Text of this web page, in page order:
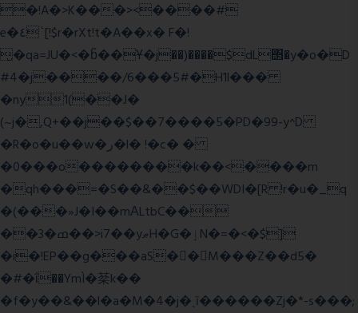
�!A�>K���><����#
e�٤`[!$r�rXt!t�A��x� F�!
̮�qa=JU�<�b̃��Ұ�j��)����$dL΢�y�o�D
#4�j����/6���5#�H1l���
�ny1(��J�
(~j�,Q+��j��$��7����5�PD�99-y^D
�R�o�u��w�ر�l� !�c� �
�0���o��������k��<����m
�qh���=�S��&��$��WDI�[R !r�u�_q
�(���»J�I��mΑLtbC��
��3�ߘ��>i7��yޠH�G�ٳN�=�<�$]
�i�!EP��g���aS��M���Z��d5�
�#�ΐ��YmÌ�棻k��
�f�y��&��l�a�M�4�j�ˎī������Zj�*-s���;